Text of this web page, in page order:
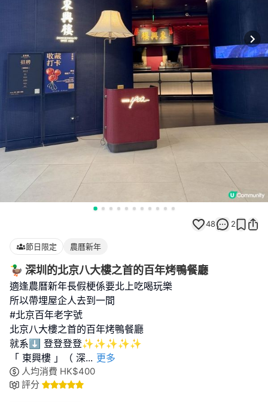
48 2
節日限定 農曆新年
🦆 深圳的北京八大樓之首的百年烤鴨餐廳
適逢農曆新年長假梗係要北上吃喝玩樂
所以帶埋屋企人去到一間
#北京百年老字號
北京八大樓之首的百年烤鴨餐廳
就系⬇ 登登登登✨✨✨✨✨
「 東興樓 」（ 深... 更多
人均消費 HK$400
評分